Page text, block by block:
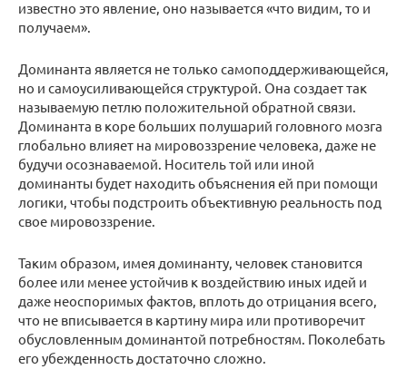
известно это явление, оно называется «что видим, то и
получаем».
Доминанта является не только самоподдерживающейся,
но и самоусиливающейся структурой. Она создает так
называемую петлю положительной обратной связи.
Доминанта в коре больших полушарий головного мозга
глобально влияет на мировоззрение человека, даже не
будучи осознаваемой. Носитель той или иной
доминанты будет находить объяснения ей при помощи
логики, чтобы подстроить объективную реальность под
свое мировоззрение.
Таким образом, имея доминанту, человек становится
более или менее устойчив к воздействию иных идей и
даже неоспоримых фактов, вплоть до отрицания всего,
что не вписывается в картину мира или противоречит
обусловленным доминантой потребностям. Поколебать
его убежденность достаточно сложно.